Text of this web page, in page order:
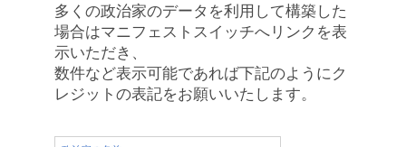
多くの政治家のデータを利用して構築した
場合はマニフェストスイッチへリンクを表
示いただき、
数件など表示可能であれば下記のようにク
レジットの表記をお願いいたします。